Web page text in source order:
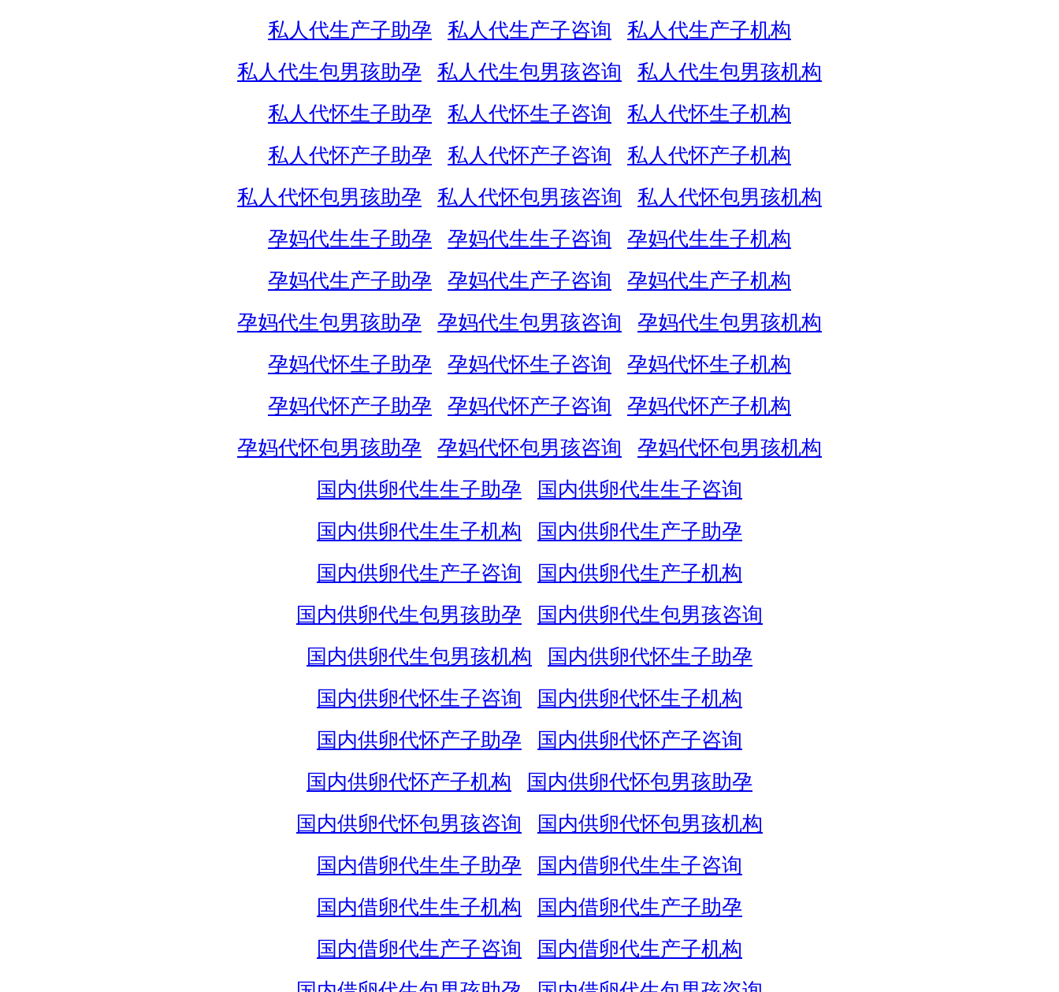
私人代生产子助孕
私人代生产子咨询
私人代生产子机构
私人代生包男孩助孕
私人代生包男孩咨询
私人代生包男孩机构
私人代怀生子助孕
私人代怀生子咨询
私人代怀生子机构
私人代怀产子助孕
私人代怀产子咨询
私人代怀产子机构
私人代怀包男孩助孕
私人代怀包男孩咨询
私人代怀包男孩机构
孕妈代生生子助孕
孕妈代生生子咨询
孕妈代生生子机构
孕妈代生产子助孕
孕妈代生产子咨询
孕妈代生产子机构
孕妈代生包男孩助孕
孕妈代生包男孩咨询
孕妈代生包男孩机构
孕妈代怀生子助孕
孕妈代怀生子咨询
孕妈代怀生子机构
孕妈代怀产子助孕
孕妈代怀产子咨询
孕妈代怀产子机构
孕妈代怀包男孩助孕
孕妈代怀包男孩咨询
孕妈代怀包男孩机构
国内供卵代生生子助孕
国内供卵代生生子咨询
国内供卵代生生子机构
国内供卵代生产子助孕
国内供卵代生产子咨询
国内供卵代生产子机构
国内供卵代生包男孩助孕
国内供卵代生包男孩咨询
国内供卵代生包男孩机构
国内供卵代怀生子助孕
国内供卵代怀生子咨询
国内供卵代怀生子机构
国内供卵代怀产子助孕
国内供卵代怀产子咨询
国内供卵代怀产子机构
国内供卵代怀包男孩助孕
国内供卵代怀包男孩咨询
国内供卵代怀包男孩机构
国内借卵代生生子助孕
国内借卵代生生子咨询
国内借卵代生生子机构
国内借卵代生产子助孕
国内借卵代生产子咨询
国内借卵代生产子机构